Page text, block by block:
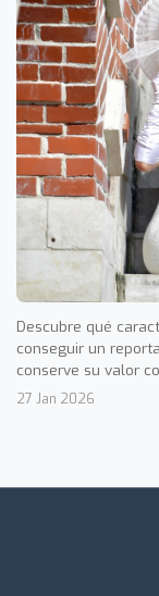
Descubre qué
conseguir un
conserve su valor
27 Jan 2026